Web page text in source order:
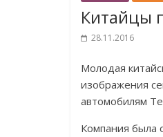
Китайцы
28.11.2016
Молодая
изображения
автомобилям
Компания была